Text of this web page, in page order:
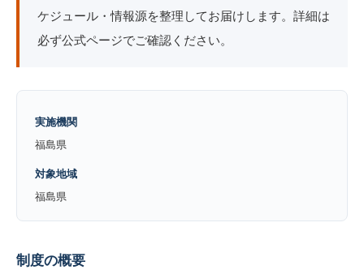
ケジュール・情報源を整理してお届けします。詳細は
必ず公式ページでご確認ください。
実施機関
福島県
対象地域
福島県
制度の概要